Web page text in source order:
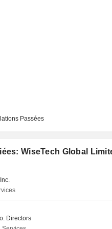
Passées
WiseTech Global
Directors